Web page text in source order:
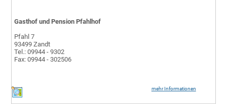
mehr Informationen
Gasthof und Pension Pfahlhof
Pfahl 7
93499 Zandt
Tel.: 09944 - 9302
Fax: 09944 - 302506